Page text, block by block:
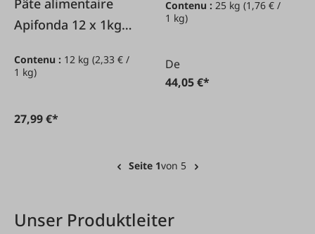
Pâte alimentaire
Apifonda 12 x 1kg
Contenu : 12 kg (2,33 € /
1 kg)
27,99 €*
25 kg
Contenu :25 kg(1,76 € /
1 kg)
De
44,05 €*
Seite 1von 5
Unser Produktleiter